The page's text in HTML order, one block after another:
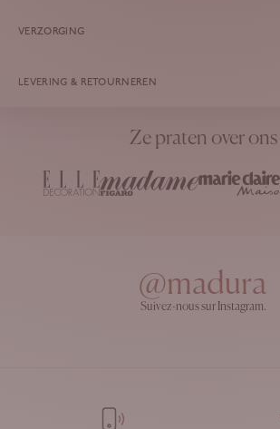
VERZORGING
LEVERING & RETOURNEREN
Ze praten over ons
@madura
Suivez-nous sur Instagram.